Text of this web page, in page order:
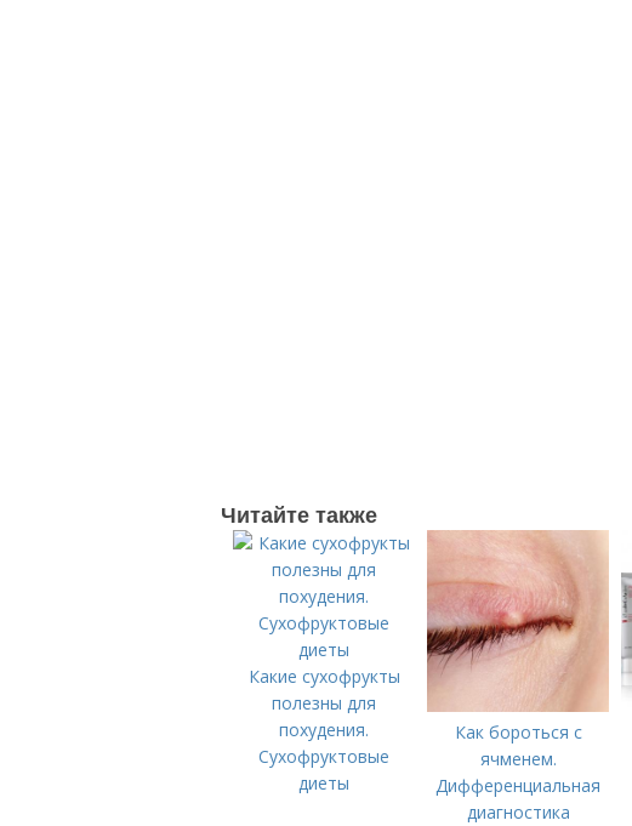
Читайте также
Какие сухофрукты
полезны для
похудения.
Сухофруктовые
диеты
Как бороться с
ячменем.
Дифференциальная
диагностика